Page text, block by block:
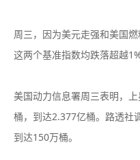
周三，因为美元走强和美国燃
这两个基准指数均跌落超越
美国动力信息署周三表明，
桶，到达2.377亿桶。路透社
到达150万桶。